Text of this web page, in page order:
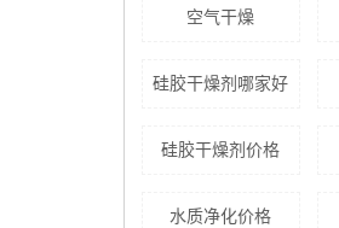
空气干燥
硅胶干燥剂哪家好
硅胶干燥剂价格
水质净化价格